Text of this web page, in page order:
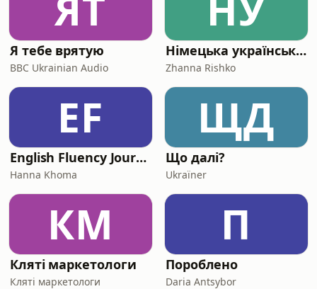
Я тебе врятую
BBC Ukrainian Audio
Німецька українською | Deutsch mit Zhanna
Zhanna Rishko
EF
English Fluency Journey Podcast
Hanna Khoma
ЩД
Що далі?
Ukraїner
КМ
Кляті маркетологи
Кляті маркетологи
П
Пороблено
Daria Antsybor